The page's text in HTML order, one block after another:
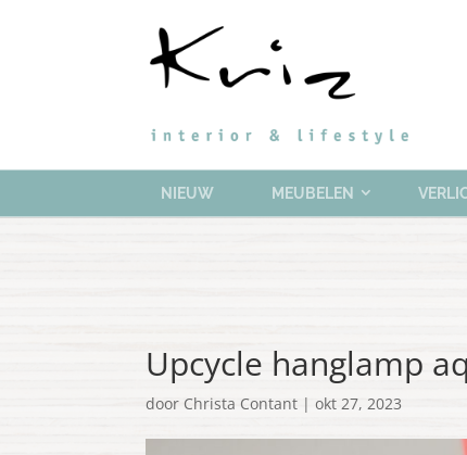
NIEUW MEUBELEN
Upcycle hanglamp
doorChrista Contant |okt 27, 2023